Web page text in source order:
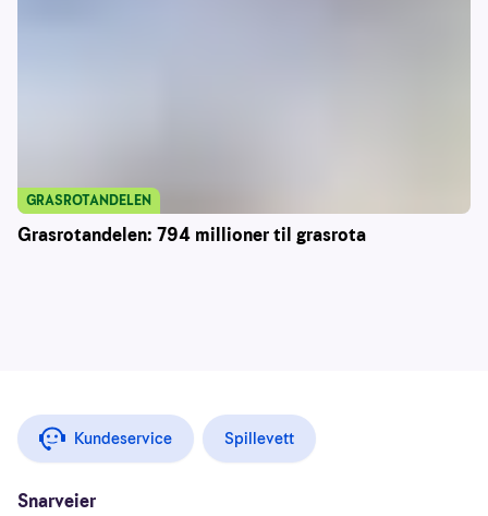
Grasrotandelen: 794 millioner til grasrota
GRASROTANDELEN
Kundeservice Spillevett
Snarveier